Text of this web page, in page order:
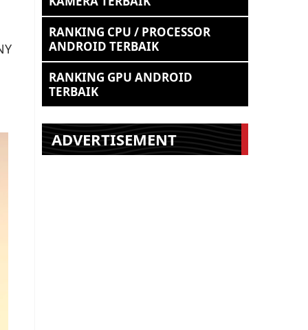
RANKING CPU / PROCESSOR
ANDROID TERBAIK
RANKING GPU ANDROID
TERBAIK
ADVERTISEMENT